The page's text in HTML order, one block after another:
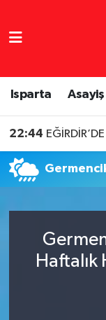
Isparta Asayiş
22:44
Haftalık
Isparta
Isparta
Isparta
Tüm
Son Dakika